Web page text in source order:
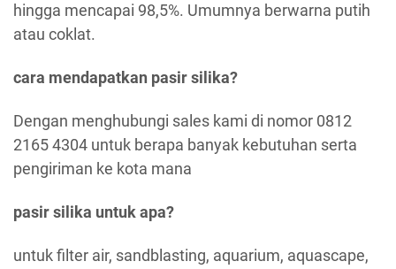
hingga mencapai 98,5%. Umumnya berwarna putih
atau coklat.
cara mendapatkan pasir silika?
Dengan menghubungi sales kami di nomor 0812
2165 4304 untuk berapa banyak kebutuhan serta
pengiriman ke kota mana
pasir silika untuk apa?
untuk filter air, sandblasting, aquarium, aquascape,